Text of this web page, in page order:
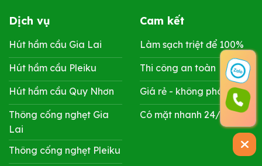
Dịch vụ
Hút hầm cầu Gia Lai
Hút hầm cầu Pleiku
Hút hầm cầu Quy Nhơn
Thông cống nghẹt Gia
Lai
Thông cống nghẹt Pleiku
Cam kết
Làm sạch triệt để 100%
Thi công an toàn
Giá rẻ - không phát sinh
Có mặt nhanh 24/7